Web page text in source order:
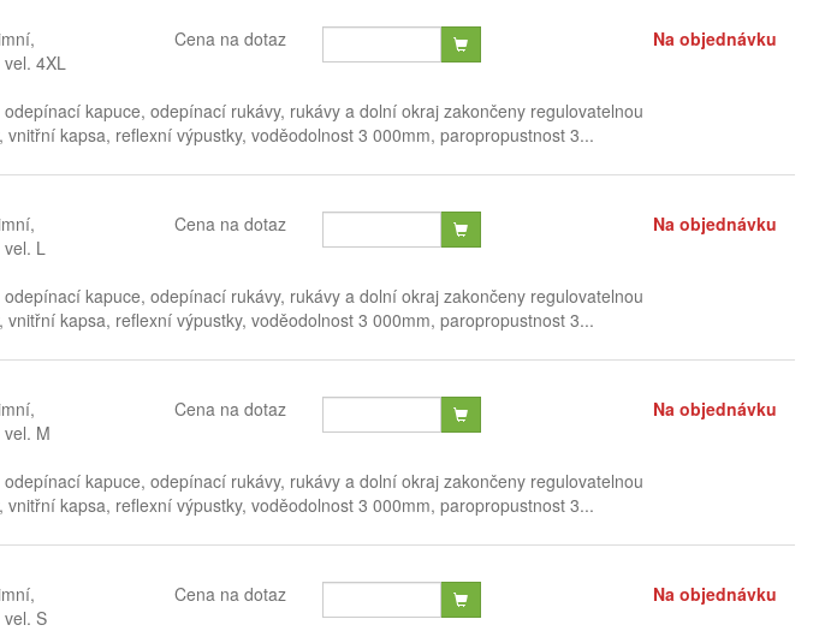
4XL
Cena na dotaz Na objednávku
kapuce, odepínací rukávy, rukávy a dolní okraj zakončeny regulovatelnou
vnitřní kapsa, reflexní výpustky, voděodolnost 3 000mm, paropropustnost 3...
L
Cena na dotaz Na objednávku
kapuce, odepínací rukávy, rukávy a dolní okraj zakončeny regulovatelnou
vnitřní kapsa, reflexní výpustky, voděodolnost 3 000mm, paropropustnost 3...
M
Cena na dotaz Na objednávku
kapuce, odepínací rukávy, rukávy a dolní okraj zakončeny regulovatelnou
vnitřní kapsa, reflexní výpustky, voděodolnost 3 000mm, paropropustnost 3...
S
Cena na dotaz Na objednávku